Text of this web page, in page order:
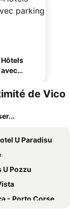
Hôtels
avec
de Vico
U Paradisu
U Pozzu
- Porto Corse